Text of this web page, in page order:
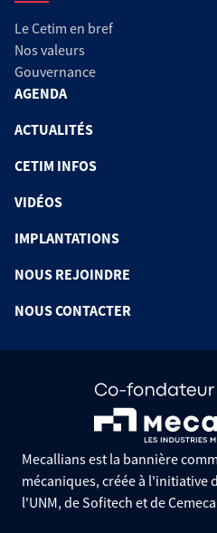
Le Cetim en bref
Nos valeurs
Gouvernance
AGENDA
ACTUALITÉS
CETIM INFOS
VIDÉOS
IMPLANTATIONS
NOUS REJOINDRE
NOUS CONTACTER
Mecallians est la bannière
mécaniques, créée à l'initiative
l'UNM, de Sofitech et de